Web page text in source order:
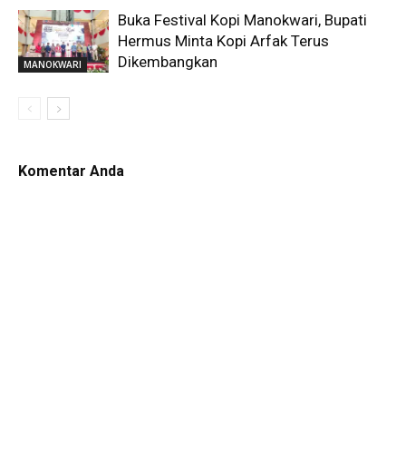
MANOKWARI
Buka Festival Kopi Manokwari, Bupati
Hermus Minta Kopi Arfak Terus
Dikembangkan
Komentar Anda